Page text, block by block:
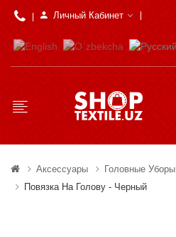
Личный Кабинет
Аксессуары
Головные Уборы
Повязка На Голову - Черный